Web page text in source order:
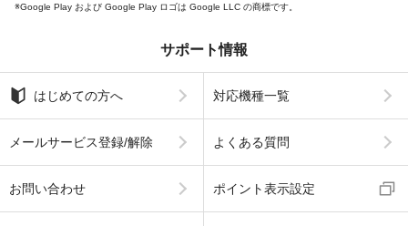
Google Play および Google Play ロゴは Google LLC の商標です。
サポート情報
はじめての方へ 対応機種一覧
メールサービス登録/解除 よくある質問
お問い合わせ ポイント表示設定